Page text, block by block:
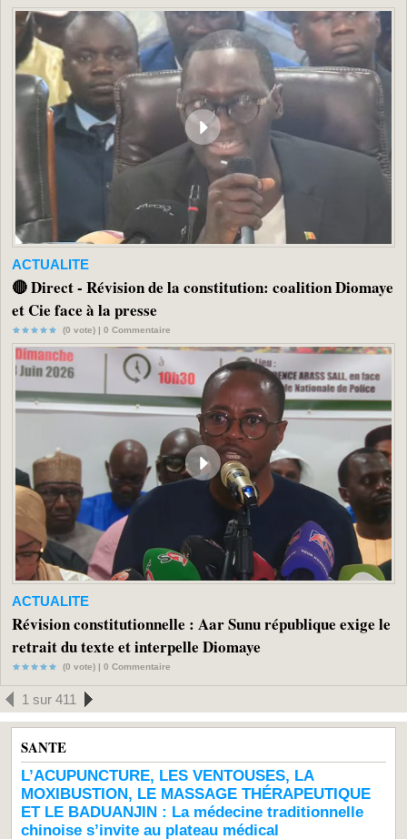
ACTUALITE
🔴 Direct - Révision de la constitution: coalition Diomaye
et Cie face à la presse
(0 vote) | 0 Commentaire
ACTUALITE
Révision constitutionnelle : Aar Sunu république exige le
retrait du texte et interpelle Diomaye
(0 vote) | 0 Commentaire
1 sur 411
SANTE
L’ACUPUNCTURE, LES VENTOUSES, LA
MOXIBUSTION, LE MASSAGE THÉRAPEUTIQUE
ET LE BADUANJIN : La médecine traditionnelle
chinoise s’invite au plateau médical